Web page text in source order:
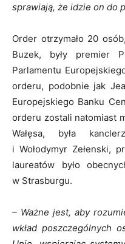
sprawiają, że idzie on do
Order otrzymało 20
Buzek, były premier
Parlamentu
orderu, podobnie jak
Europejskiego Banku
orderu zostali natomiast
Wałęsa, była
i Wołodymyr Zełenski,
laureatów było
w Strasburgu.
– Ważne jest, aby
wkład poszczególnych